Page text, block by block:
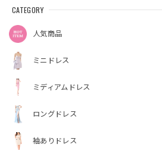
CATEGORY
人気商品
ミニドレス
ミディアムドレス
ロングドレス
袖ありドレス